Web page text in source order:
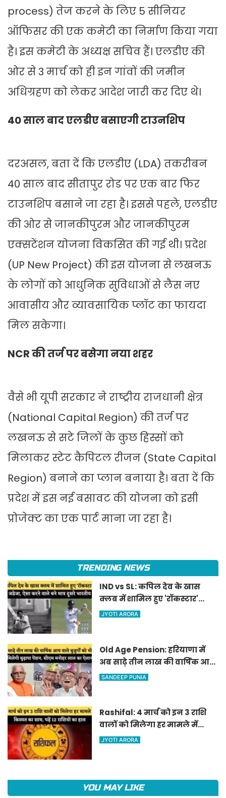
process) तेज करने के लिए 5 सीनियर
ऑफिसर की एक कमेटी का निर्माण किया गया
है। इस कमेटी के अध्यक्ष सचिव हैं। एलडीए की
ओर से 3 मार्च को ही इन गांवों की जमीन
अधिग्रहण को लेकर आदेश जारी कर दिए थे।
40 साल बाद एलडीए बसाएगी टाउनशिप
दरअसल, बता दें कि एलडीए (LDA) तकरीबन
40 साल बाद सीतापुर रोड पर एक बार फिर
टाउनशिप बसाने जा रहा है। इससे पहले, एलडीए
की ओर से जानकीपुरम और जानकीपुरम
एक्सटेंशन योजना विकसित की गई थी। प्रदेश
(UP New Project) की इस योजना से लखनऊ
के लोगों को आधुनिक सुविधाओं से लैस नए
आवासीय और व्यावसायिक प्लॉट का फायदा
मिल सकेगा।
NCR की तर्ज पर बसेगा नया शहर
वैसे भी यूपी सरकार ने राष्ट्रीय राजधानी क्षेत्र
(National Capital Region) की तर्ज पर
लखनऊ से सटे जिलों के कुछ हिस्सों को
मिलाकर स्टेट कैपिटल रीजन (State Capital
Region) बनाने का प्लान बनाया है। बता दें कि
प्रदेश में इस नई बसावट की योजना को इसी
प्रोजेक्ट का एक पार्ट माना जा रहा है।
TRENDING NEWS
IND vs SL: कपिल देव के खास
क्लब में शामिल हुए 'रॉकस्टार'
जडेजा, ऐसा करने वाले बने मात्र
JYOTI ARORA
Old Age Pension: हरियाणा में
अब साढ़े तीन लाख की वार्षिक आय
वाले बुजुर्गों को भी मिलेगी बुढ़ापा
SANDEEP PUNIA
Rashifal: 4 मार्च को इन 3 राशि
वालों को मिलेगा हर मामले में
किस्मत का साथ, पढ़ें 12 राशियों का
JYOTI ARORA
YOU MAY LIKE